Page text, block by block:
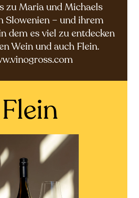
zu Maria und Michaels
Slowenien – und ihrem
dem es viel zu entdecken
Wein und auch Flein.
Flein